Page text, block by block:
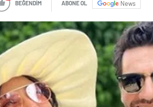
BEĞENDİM ABONE OL News